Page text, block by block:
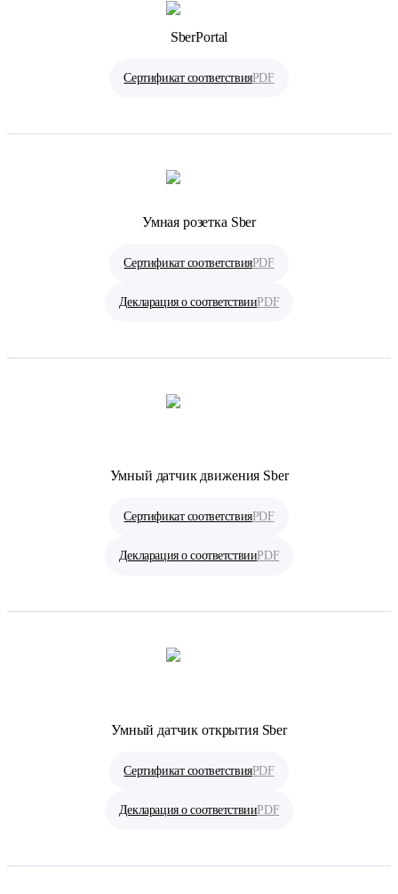
SberPortal
Сертификат соответствияPDF
Умная розетка Sber
Сертификат соответствияPDF
Декларация о соответствииPDF
Умный датчик движения Sber
Сертификат соответствияPDF
Декларация о соответствииPDF
Умный датчик открытия Sber
Сертификат соответствияPDF
Декларация о соответствииPDF